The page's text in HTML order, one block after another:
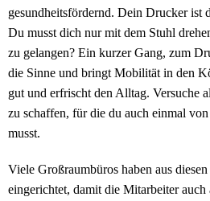
gesundheitsfördernd. Dein Drucker ist
Du musst dich nur mit dem Stuhl
zu gelangen? Ein kurzer Gang, zum
die Sinne und bringt Mobilität in den
gut und erfrischt den Alltag. Versuche
zu schaffen, für die du auch einmal
musst.
Viele Großraumbüros haben aus
eingerichtet, damit die Mitarbeiter auch